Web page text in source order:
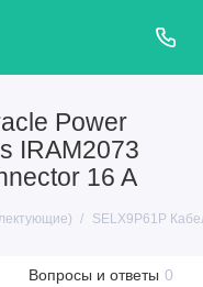
Power
IRAM2073
16 A
SELX9P61P
Вопросы и ответы 0